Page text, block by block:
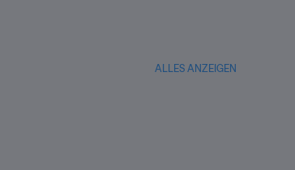
ALLES ANZEIGEN